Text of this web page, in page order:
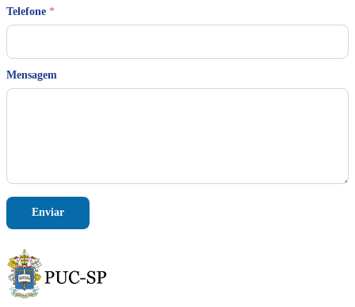
M
a
g
e
g
e
T
e
f
o
Telefone *
Mensagem
Enviar